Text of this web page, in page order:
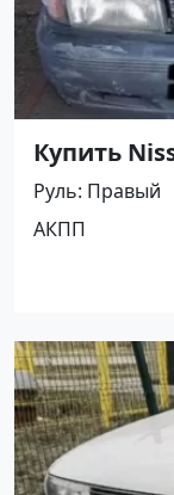
Купить
(1400/75
Кореновск
цене
№27500 на
Руль Правый
АКПП